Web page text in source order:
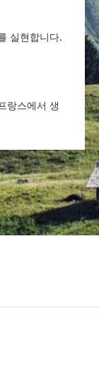
실현합니다.
랑스에서 생